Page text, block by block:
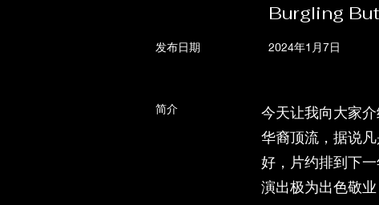
发布日期
Burgling
2024年1月7日
简介
今天让我向大家
华裔顶流，据说
好，片约排到下
演出极为出色敬